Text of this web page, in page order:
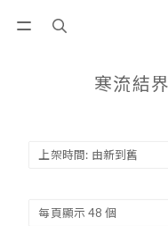
寒流結